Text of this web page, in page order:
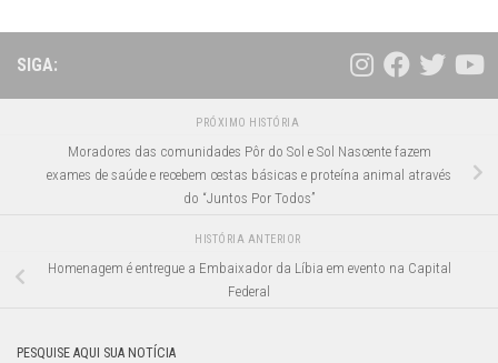
SIGA:
PRÓXIMO HISTÓRIA
Moradores das comunidades Pôr do Sol e Sol Nascente fazem
exames de saúde e recebem cestas básicas e proteína animal através
do “Juntos Por Todos”
HISTÓRIA ANTERIOR
Homenagem é entregue a Embaixador da Líbia em evento na Capital
Federal
PESQUISE AQUI SUA NOTÍCIA